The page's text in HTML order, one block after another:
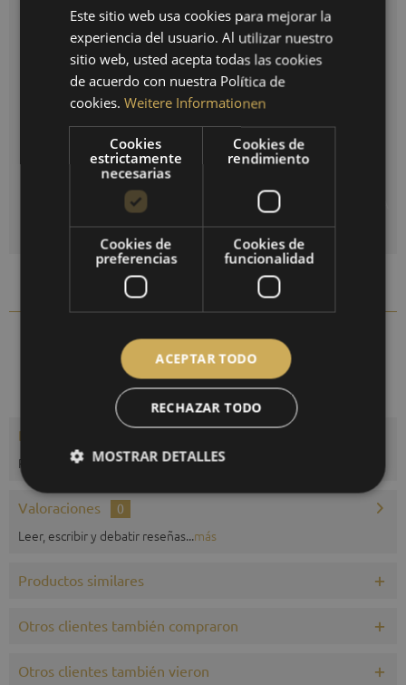
Auswahl: latón-cromado
AÑADIR A LA CESTA DE LA COMPRA
Comparar Recordar
N.º artículo: 1506TD-47
Descripción
Reloj de mareas en carcasa de latón. Diámetro 110 mm.
Valoraciones 0
Leer, escribir y debatir reseñas...más
Productos similares
Otros clientes también compraron
Otros clientes también vieron
GERMAN
ENGLISH
Este sitio web usa cookies para mejorar la
experiencia del usuario. Al utilizar nuestro
sitio web, usted acepta todas las cookies
de acuerdo con nuestra Política de
cookies. Weitere Informationen
Cookies
estrictamente
necesarias
Cookies de
rendimiento
Cookies de
preferencias
Cookies de
funcionalidad
ACEPTAR TODO
RECHAZAR TODO
MOSTRAR DETALLES